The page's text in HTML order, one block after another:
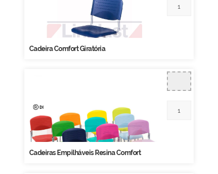
Cadeira Comfort Giratória
Cadeiras Empilháveis Resina Comfort